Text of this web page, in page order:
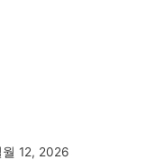
월 12, 2026